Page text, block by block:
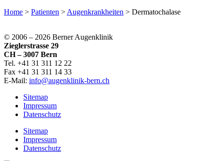
Home > Patienten > Augenkrankheiten > Dermatochalase
© 2006 – 2026 Berner Augenklinik
Zieglerstrasse 29
CH – 3007 Bern
Tel. +41 31 311 12 22
Fax +41 31 311 14 33
E-Mail: info@augenklinik-bern.ch
Sitemap
Impressum
Datenschutz
Sitemap
Impressum
Datenschutz